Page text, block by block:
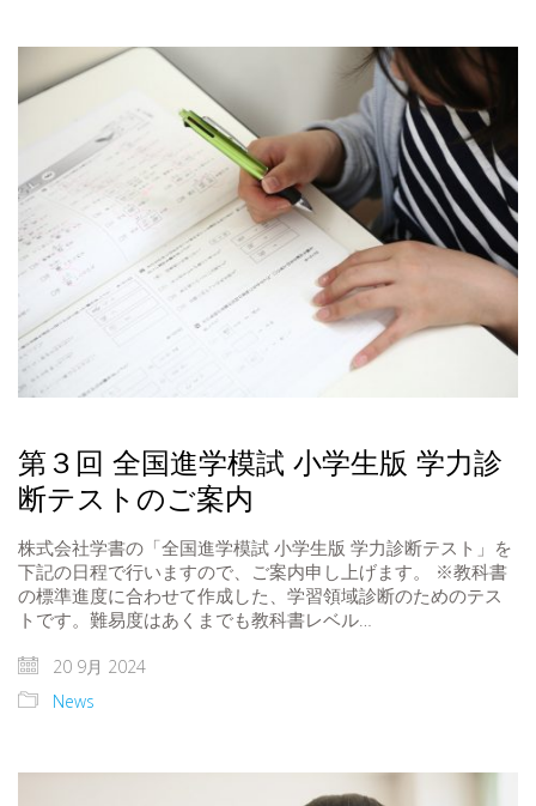
第３回 全国進学模試 小学生版 学力診
断テストのご案内
株式会社学書の「全国進学模試 小学生版 学力診断テスト」を
下記の日程で行いますので、ご案内申し上げます。 ※教科書
の標準進度に合わせて作成した、学習領域診断のためのテス
トです。難易度はあくまでも教科書レベル…
20 9月 2024
News